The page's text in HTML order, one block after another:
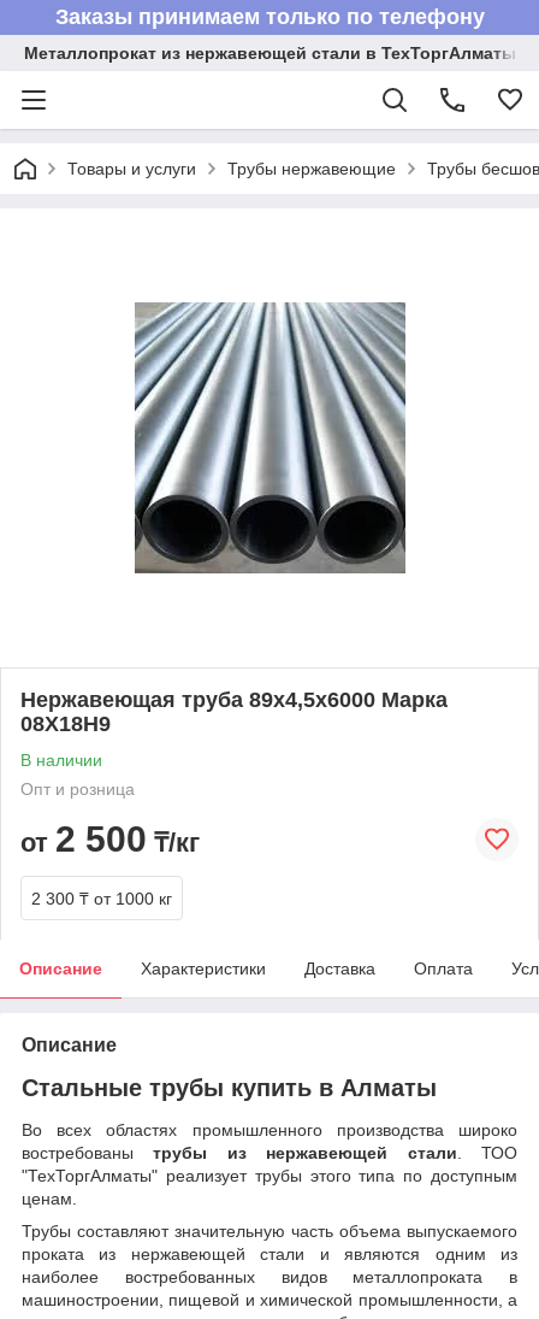
Заказы принимаем только по телефону
Металлопрокат из нержавеющей стали в ТехТоргАлматы
Товары и услуги Трубы нержавеющие Трубы
Нержавеющая труба 89х4,5х6000 Марка
08Х18Н9
В наличии
Опт и розница
от 2 500 ₸/кг
2 300 ₸ от 1000 кг
Описание Характеристики Доставка Оплата
Описание
Стальные трубы купить в Алматы
Во всех областях промышленного производства широко
востребованытрубы из нержавеющей стали. ТОО
"ТехТоргАлматы" реализует трубы этого типа по доступным
ценам.
Трубы составляют значительную часть объема выпускаемого
проката из нержавеющей стали и являются одним из
наиболее востребованных видов металлопроката в
машиностроении, пищевой и химической промышленности, а